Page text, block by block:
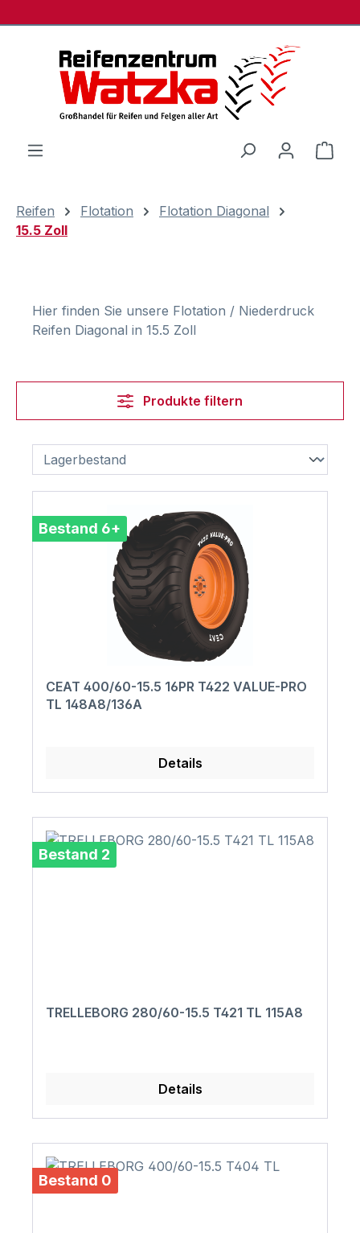
Reifen Flotation
Flotation Diagonal
15.5 Zoll
Hier finden Sie unsere Flotation / Niederdruck
Reifen Diagonal in 15.5 Zoll
Produkte filtern
Bestand 6+
CEAT 400/60-15.5 16PR T422 VALUE-PRO
TL 148A8/136A
Details
Bestand 2
TRELLEBORG 280/60-15.5 T421 TL 115A8
Details
Bestand 0